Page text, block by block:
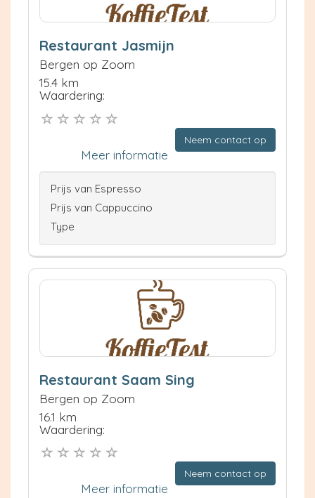
Restaurant Jasmijn
Bergen op Zoom
15.4 km
Waardering:
Neem contact op
Meer informatie
Prijs van Espresso
Prijs van Cappuccino
Type
Restaurant Saam Sing
Bergen op Zoom
16.1 km
Waardering:
Neem contact op
Meer informatie